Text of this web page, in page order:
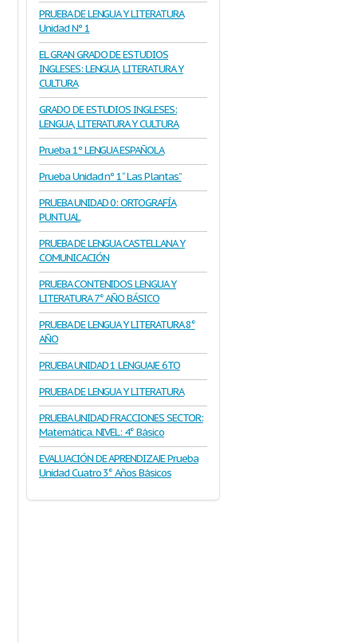
PRUEBA DE LENGUA Y LITERATURA
Unidad Nº 1
EL GRAN GRADO DE ESTUDIOS
INGLESES: LENGUA, LITERATURA Y
CULTURA
GRADO DE ESTUDIOS INGLESES:
LENGUA, LITERATURA Y CULTURA
Prueba 1º LENGUA ESPAÑOLA
Prueba Unidad nº 1“ Las Plantas”
PRUEBA UNIDAD 0: ORTOGRAFÍA
PUNTUAL
PRUEBA DE LENGUA CASTELLANA Y
COMUNICACIÓN
PRUEBA CONTENIDOS LENGUA Y
LITERATURA 7° AÑO BÁSICO
PRUEBA DE LENGUA Y LITERATURA 8°
AÑO
PRUEBA UNIDAD 1 LENGUAJE 6TO
PRUEBA DE LENGUA Y LITERATURA
PRUEBA UNIDAD FRACCIONES SECTOR:
Matemática. NIVEL: 4° Básico
EVALUACIÓN DE APRENDIZAJE Prueba
Unidad Cuatro 3° Años Básicos